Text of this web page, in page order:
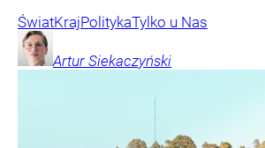
ŚwiatKrajPolitykaTylko u Nas
Artur Siekaczyński